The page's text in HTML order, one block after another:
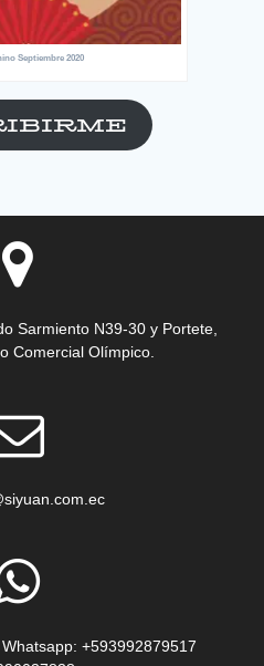
Septiembre 2020
Sarmiento N39-30 y Portete,
Comercial Olímpico.
+593992879517